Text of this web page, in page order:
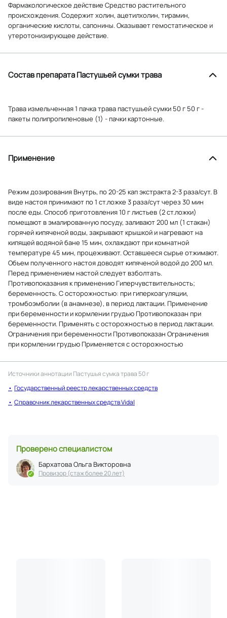
Фармакологическое действие Средство растительного
происхождения. Содержит холин, ацетилхолин, тирамин,
органические кислоты, сапонины. Оказывает гемостатическое и
утеротонизирующее действие.
Состав препарата Пастушьей сумки трава
Трава измельченная 1 пачка трава пастушьей сумки 50 г 50 г -
пакеты полипропиленовые (1) - пачки картонные.
Применение
Режим дозирования Внутрь, по 20-25 кап экстракта 2-3 раза/сут. В
виде настоя принимают по 1 ст.ложке 3 раза/сут через 30 мин
после еды. Способ приготовления 10 г листьев (2 ст.ложки)
помещают в эмалированную посуду, заливают 200 мл (1 стакан)
горячей кипяченой воды, закрывают крышкой и нагревают на
кипящей водяной бане 15 мин, охлаждают при комнатной
температуре 45 мин, процеживают. Оставшееся сырье отжимают.
Объем полученного настоя доводят кипяченой водой до 200 мл.
Перед применением настой следует взболтать.
Противопоказания к применению Гиперчувствительность;
беременность. C осторожностью: при гиперкоагуляции,
тромбоэмболии (в анамнезе), в период лактации. Применение
при беременности и кормлении грудью Противопоказан при
беременности. Применять с осторожностью в период лактации.
Ограничения при беременности Противопоказан Ограничения
при кормлении грудью Применяется с осторожностью
Источники аннотации Пастушья сумка трава 50 г
Государственный реестр лекарственных средств
Справочник лекарственных средств Vidal
Проверено специалистом
Бархатова Ольга Викторовна
Провизор (стаж более 20 лет)